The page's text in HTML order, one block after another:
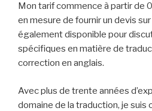
Mon tarif commence à partir de
en mesure de fournir un devis
également disponible pour
spécifiques en matière de
correction en anglais.
Avec plus de trente années
domaine de la traduction, je suis